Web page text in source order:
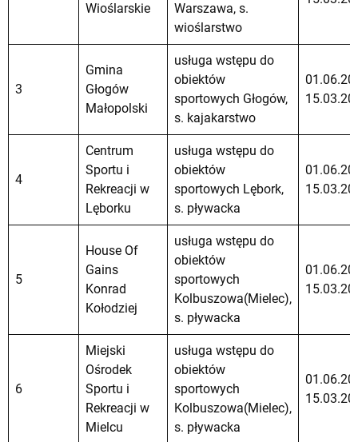
Wioślarskie
Warszawa, s.
wioślarstwo
3
Gmina
Głogów
Małopolski
usługa wstępu do
obiektów
sportowych Głogów,
s. kajakarstwo
4
Centrum
Sportu i
Rekreacji w
Lęborku
usługa wstępu do
obiektów
sportowych Lębork,
s. pływacka
5
House Of
Gains
Konrad
Kołodziej
usługa wstępu do
obiektów
sportowych
Kolbuszowa(Mielec),
s. pływacka
6
Miejski
Ośrodek
Sportu i
Rekreacji w
Mielcu
usługa wstępu do
obiektów
sportowych
Kolbuszowa(Mielec),
s. pływacka